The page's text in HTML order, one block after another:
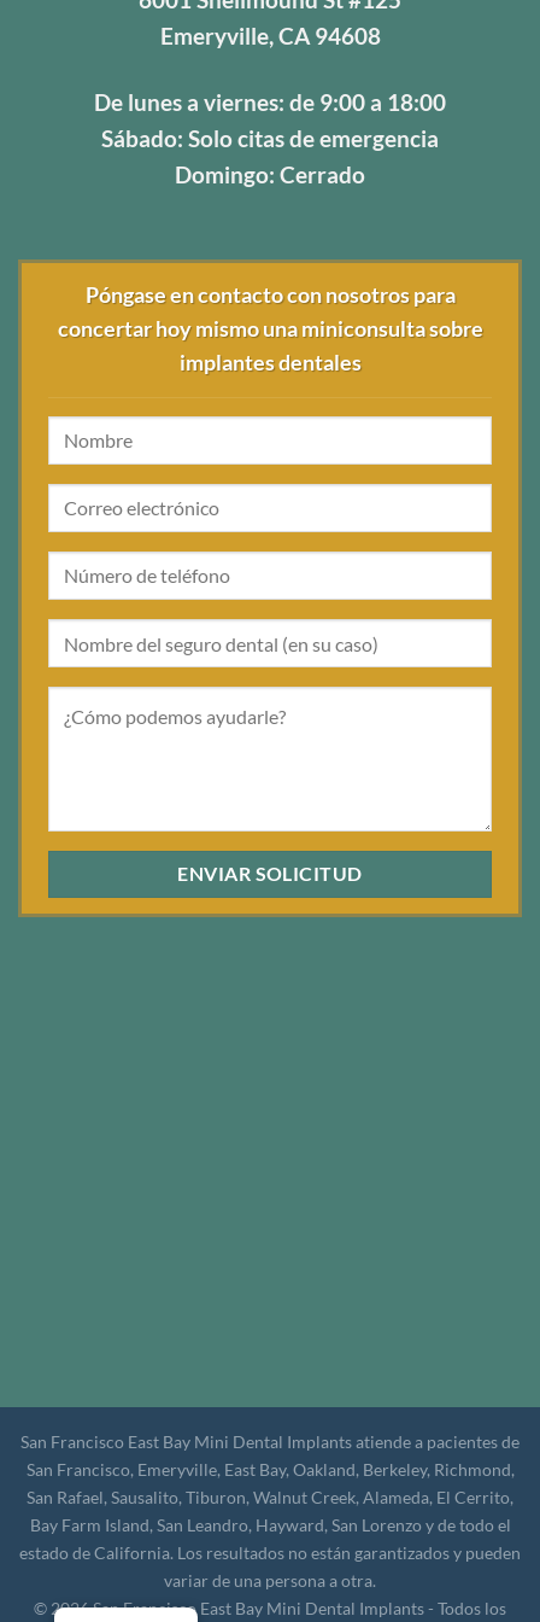
Emeryville, CA 94608
De lunes a viernes: de 9:00 a 18:00
Sábado: Solo citas de emergencia
Domingo: Cerrado
Póngase en contacto con nosotros para
concertar hoy mismo una miniconsulta sobre
implantes dentales
San Francisco East Bay Mini Dental Implants atiende a pacientes de
San Francisco, Emeryville, East Bay, Oakland, Berkeley, Richmond,
San Rafael, Sausalito, Tiburon, Walnut Creek, Alameda, El Cerrito,
Bay Farm Island, San Leandro, Hayward, San Lorenzo y de todo el
estado de California. Los resultados no están garantizados y pueden
variar de una persona a otra.
© 2026 San Francisco East Bay Mini Dental Implants - Todos los